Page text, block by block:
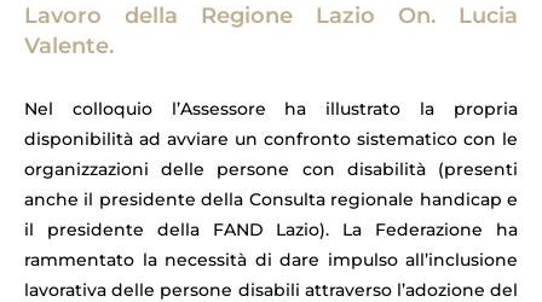
Lavoro della Regione Lazio On. Lucia
Valente.
Nel colloquio l’Assessore ha illustrato la propria
disponibilità ad avviare un confronto sistematico con le
organizzazioni delle persone con disabilità (presenti
anche il presidente della Consulta regionale handicap e
il presidente della FAND Lazio). La Federazione ha
rammentato la necessità di dare impulso all’inclusione
lavorativa delle persone disabili attraverso l’adozione del